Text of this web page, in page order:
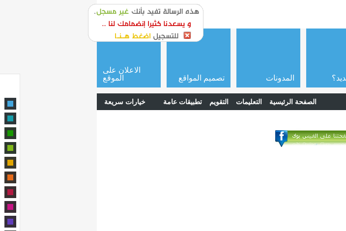
or login
الصفحة الرئيسية التعليمات التقويم تطبيقات عامة خيارات سريعة
المدونات تصميم المواقع
الاعلان على
الموقع